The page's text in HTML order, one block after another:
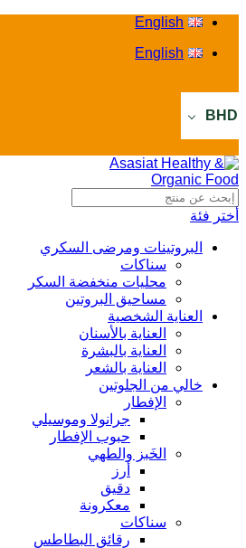
English
English
BHD
أختر فئة
البروتينات ومرضى السكري
سناكات
محليات منخفضة السكر
مساحيق البروتين
العناية الشخصية
العناية بالأسنان
العناية بالبشرة
العناية بالشعر
خالي من الجلوتين
الإفطار
جرانولا وموسيلي
حبوب الإفطار
الخَبز والطهي
أرز
دقيق
معكرونة
سناكات
رقائق البطاطس